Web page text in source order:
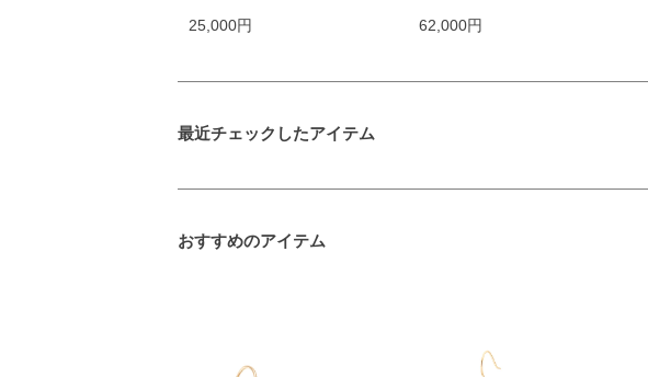
25,000円 62,000円
最近チェックしたアイテム
おすすめのアイテム